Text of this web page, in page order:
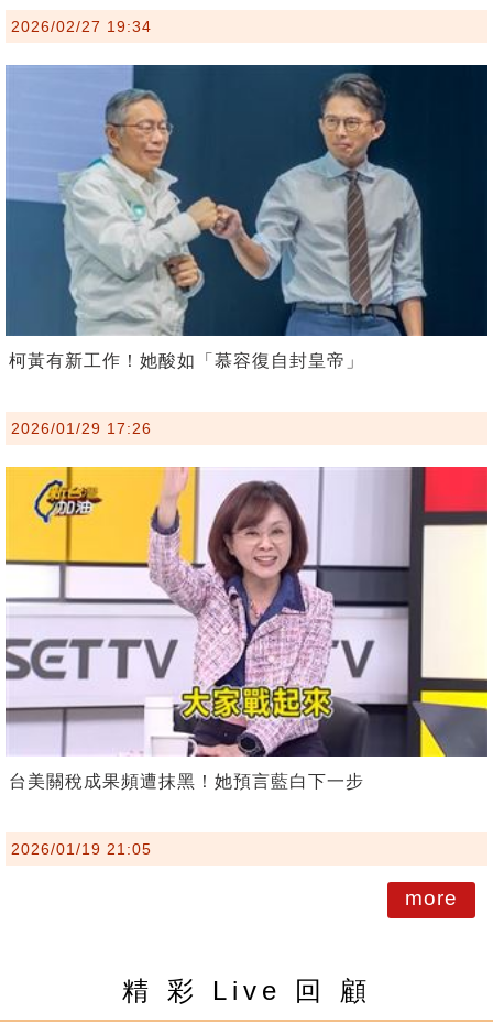
2026/02/27 19:34
柯黃有新工作！她酸如「慕容復自封皇帝」
2026/01/29 17:26
台美關稅成果頻遭抹黑！她預言藍白下一步
2026/01/19 21:05
more
精 彩 Live 回 顧